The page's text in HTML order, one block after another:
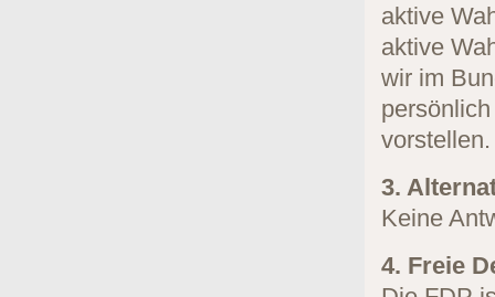
aktive
aktive
wir im
vorstellen.
3.
Keine
4. Freie